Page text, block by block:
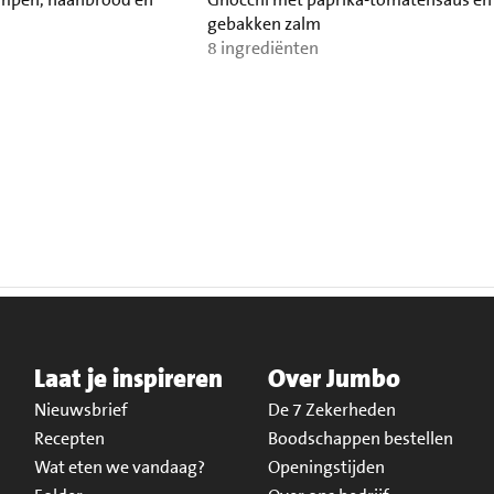
gebakken zalm
8 ingrediënten
Laat je inspireren
Nieuwsbrief
Recepten
Wat eten we vandaag?
Over Jumbo
De 7 Zekerheden
Boodschappen bestellen
Openingstijden